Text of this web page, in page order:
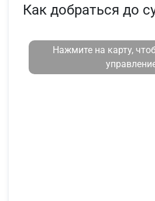
Как добраться до
Нажмите на карту,